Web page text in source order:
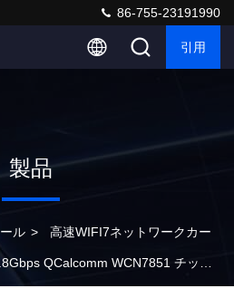
86-755-23191990
引用
製品
ル > 高速WIFI7ネットワークカー
QCalcomm WCN7851 チップ